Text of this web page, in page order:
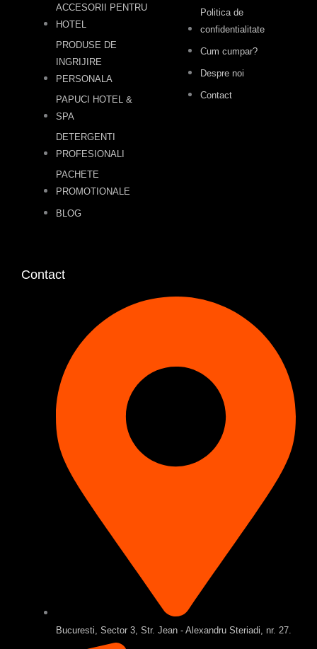
ACCESORII PENTRU
HOTEL
PRODUSE DE
INGRIJIRE
PERSONALA
PAPUCI HOTEL &
SPA
DETERGENTI
PROFESIONALI
PACHETE
PROMOTIONALE
BLOG
Politica de
confidentialitate
Cum cumpar?
Despre noi
Contact
Contact
Bucuresti, Sector 3, Str. Jean - Alexandru Steriadi, nr. 27.